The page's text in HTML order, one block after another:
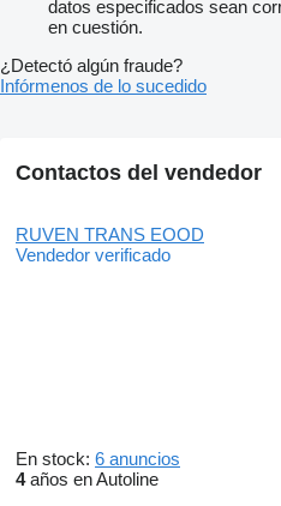
datos especificados sean
en cuestión.
¿Detectó algún fraude?
Infórmenos de lo sucedido
Contactos del vendedor
RUVEN TRANS EOOD
Vendedor verificado
En stock: 6 anuncios
4años en Autoline